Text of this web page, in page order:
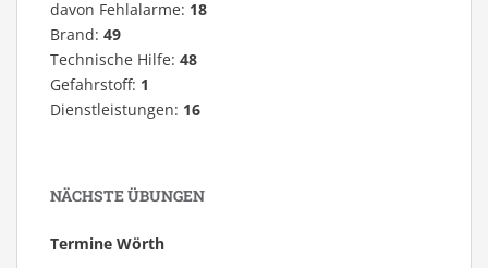
davon Fehlalarme: 18
Brand: 49
Technische Hilfe: 48
Gefahrstoff: 1
Dienstleistungen: 16
NÄCHSTE ÜBUNGEN
Termine Wörth